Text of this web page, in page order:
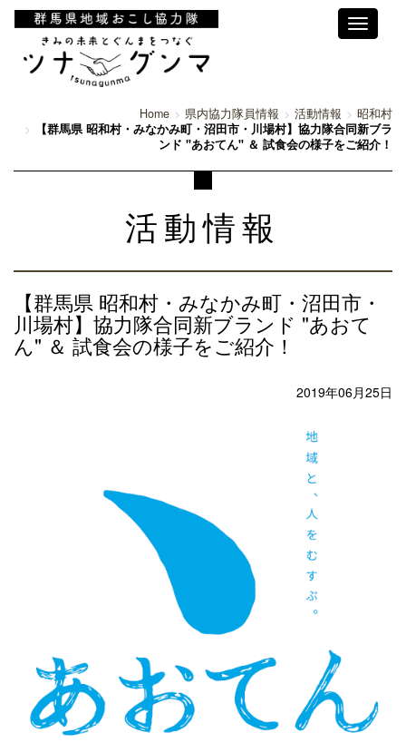
Toggle
Home 県内協力隊員情報 活動情報
昭和村
【群馬県 昭和村・みなかみ町・沼田市・川場村】協力隊合同新ブラ
ンド "あおてん" ＆ 試食会の様子をご紹介！
活動情報
【群馬県 昭和村・みなかみ町・沼田市・
川場村】協力隊合同新ブランド "あおて
ん" ＆ 試食会の様子をご紹介！
2019年06月25日